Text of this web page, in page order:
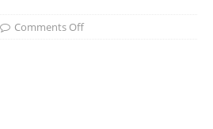
Comments Off